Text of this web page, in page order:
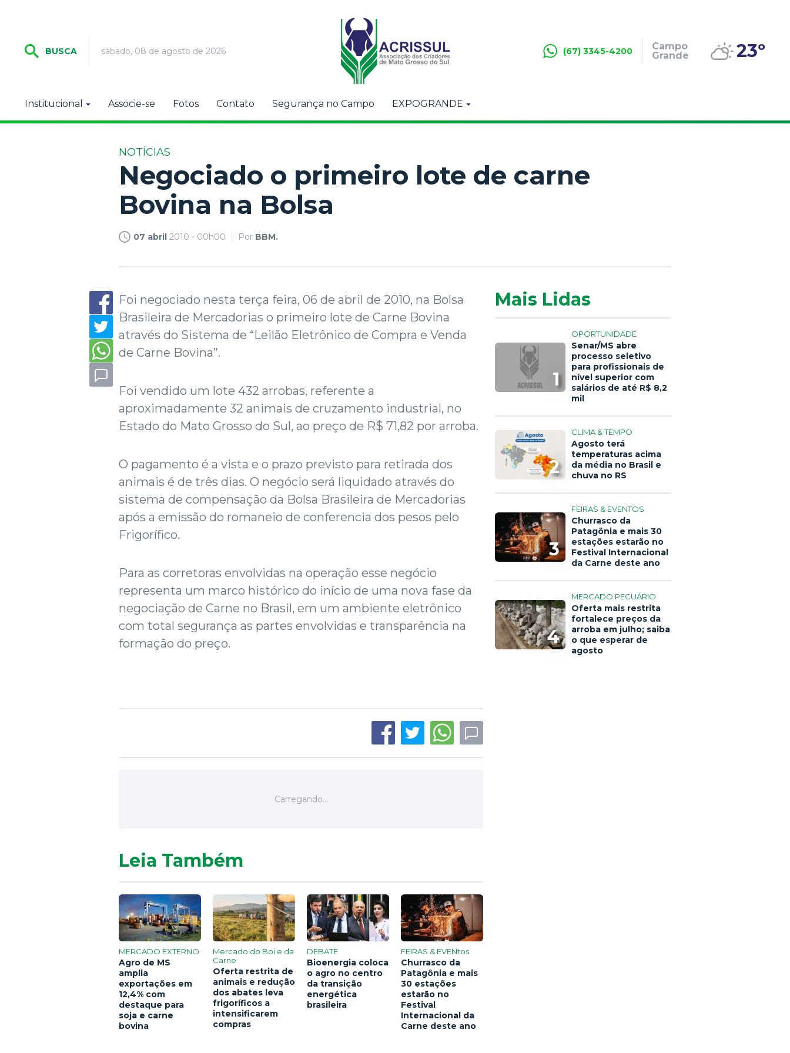
BUSCA sábado, 08 de agosto de 2026 (67) 3345-4200
Campo
Grande
23º
Institucional Associe-se Fotos Contato Segurança no Campo EXPOGRANDE
NOTÍCIAS
Negociado o primeiro lote de carne
Bovina na Bolsa
07 abril 2010 - 00h00 Por BBM.
Foi negociado nesta terça feira, 06 de abril de 2010, na Bolsa
Brasileira de Mercadorias o primeiro lote de Carne Bovina
através do Sistema de “Leilão Eletrônico de Compra e Venda
de Carne Bovina”.
Foi vendido um lote 432 arrobas, referente a
aproximadamente 32 animais de cruzamento industrial, no
Estado do Mato Grosso do Sul, ao preço de R$ 71,82 por arroba.
O pagamento é a vista e o prazo previsto para retirada dos
animais é de três dias. O negócio será liquidado através do
sistema de compensação da Bolsa Brasileira de Mercadorias
após a emissão do romaneio de conferencia dos pesos pelo
Frigorífico.
Para as corretoras envolvidas na operação esse negócio
representa um marco histórico do início de uma nova fase da
negociação de Carne no Brasil, em um ambiente eletrônico
com total segurança as partes envolvidas e transparência na
formação do preço.
Mais Lidas
1
OPORTUNIDADE
Senar/MS abre
processo seletivo
para profissionais de
nível superior com
salários de até R$ 8,2
mil
2
CLIMA & TEMPO
Agosto terá
temperaturas acima
da média no Brasil e
chuva no RS
3
FEIRAS & EVENTOS
Churrasco da
Patagônia e mais 30
estações estarão no
Festival Internacional
da Carne deste ano
4
MERCADO PECUÁRIO
Oferta mais restrita
fortalece preços da
arroba em julho; saiba
o que esperar de
agosto
Leia Também
MERCADO EXTERNO
Agro de MS
amplia
exportações em
12,4% com
destaque para
soja e carne
bovina
Mercado do Boi e da
Carne
Oferta restrita de
animais e redução
dos abates leva
frigoríficos a
intensificarem
compras
DEBATE
Bioenergia coloca
o agro no centro
da transição
energética
brasileira
FEIRAS & EVENtos
Churrasco da
Patagônia e mais
30 estações
estarão no
Festival
Internacional da
Carne deste ano